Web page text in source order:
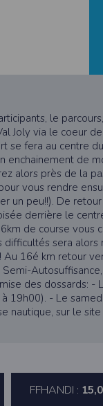
le
Joly via le coeur
se fera au centre
enchainement de
alors près de la
vous rendre
un peu!!). De
derrière le
de course vous
difficultés sera
16é km retour
des dossards: -
19h00). - Le
nautique, sur le
FFHANDI :
le bouton
Outils du
sur Sécurité
surAfficher les cookies.
Chrome
sur l'icône du menu
Options.
sur l'ongletOptions
sur le boutonAfficher
d'utilisation
est un petit fichier
les cookies à
de vos préférences
se conforme à la
à la loi du 6
et des Libertés
identifiées
automatiquement
partielle des